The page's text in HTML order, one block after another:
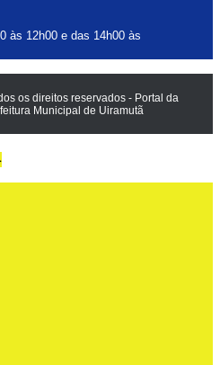
às 12h00 e das 14h00 às
os direitos reservados - Portal da
Municipal de Uiramutã